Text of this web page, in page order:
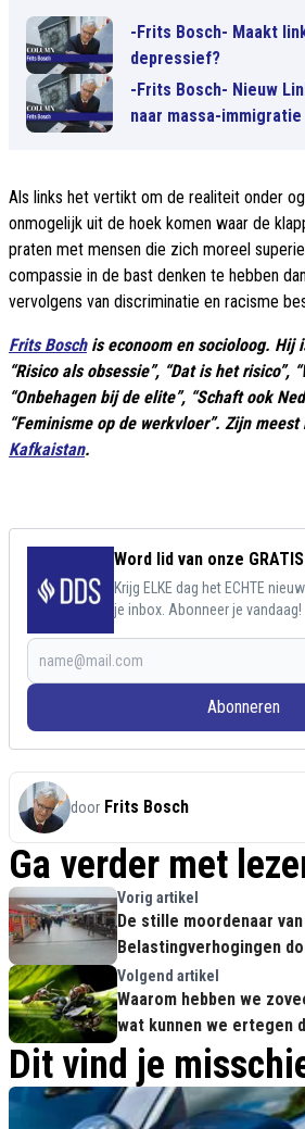
-Frits Bosch- Maakt
depressief?
-Frits Bosch- Nieuw
naar massa-immigratie
Als links het vertikt om de realiteit onder
onmogelijk uit de hoek komen waar de
praten met mensen die zich moreel
compassie in de bast denken te hebben
vervolgens van discriminatie en racisme
Frits Boschis econoom en socioloog. Hij
“Risico als obsessie”, “Dat is het risico”,
“Onbehagen bij de elite”, “Schaft ook
“Feminisme op de werkvloer”. Zijn
Kafkaistan.
Word lid van onze
Krijg ELKE dag het ECHTE
je inbox. Abonneer je vandaag!
Abonneren
door Frits Bosch
Ga verder met
Vorig artikel
De stille moordenaar
Belastingverhogingen
overheid
Volgend artikel
Waarom hebben we
wat kunnen we ertegen
Dit vind je